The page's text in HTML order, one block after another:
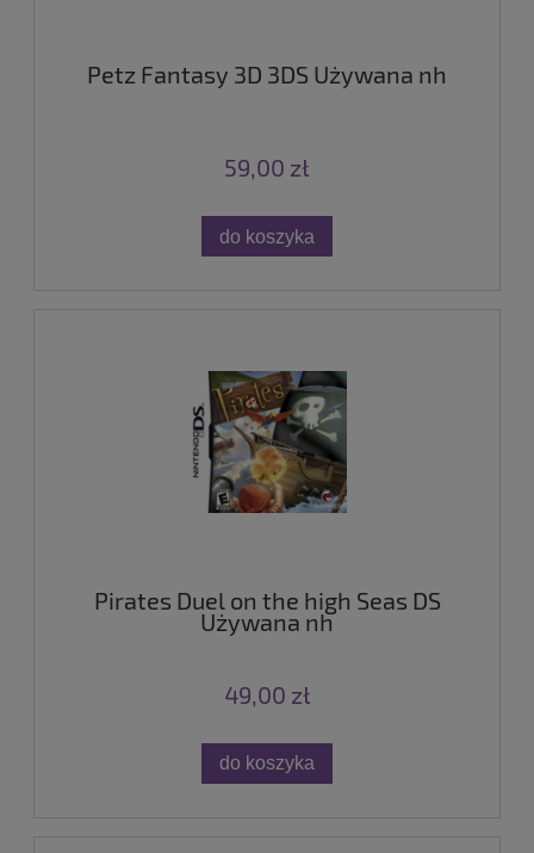
Petz Fantasy 3D 3DS Używana nh
59,00 zł
do koszyka
Pirates Duel on the high Seas DS
Używana nh
49,00 zł
do koszyka